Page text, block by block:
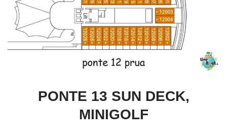
PONTE 13 SUN DECK,
MINIGOLF